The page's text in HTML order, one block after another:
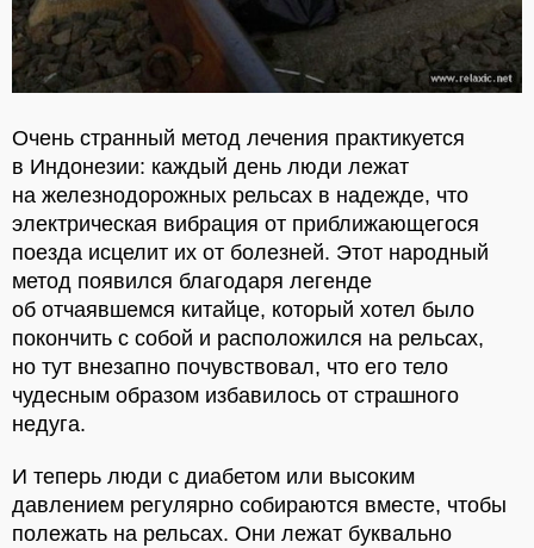
Очень странный метод лечения практикуется
в Индонезии: каждый день люди лежат
на железнодорожных рельсах в надежде, что
электрическая вибрация от приближающегося
поезда исцелит их от болезней. Этот народный
метод появился благодаря легенде
об отчаявшемся китайце, который хотел было
покончить с собой и расположился на рельсах,
но тут внезапно почувствовал, что его тело
чудесным образом избавилось от страшного
недуга.
И теперь люди с диабетом или высоким
давлением регулярно собираются вместе, чтобы
полежать на рельсах. Они лежат буквально